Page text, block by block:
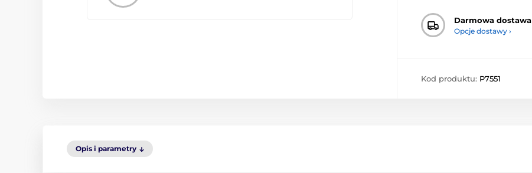
Darmowa dostawa
Opcje dostawy ›
Kod produktu: P7551
Opis i parametry